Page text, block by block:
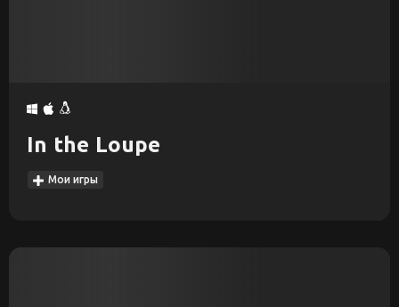
In the Loupe
Мои игры